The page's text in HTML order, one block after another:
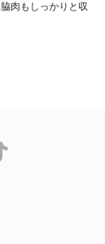
肉もしっかりと収